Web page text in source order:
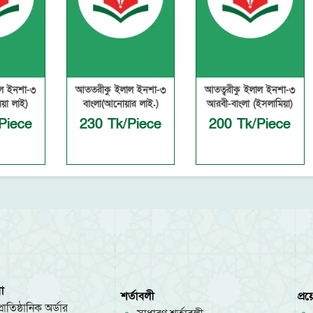
৩
আততরীকু ইলাল ইনশা-৩
বাংলা(আনোয়ার লাই.)
230 Tk/Piece
আতত্বরীকু ইলাল ইনশা-৩
আরবী-বাংলা (ইসলামিয়া)
200 Tk/Piece
অর্ডার
শর্তাবলী